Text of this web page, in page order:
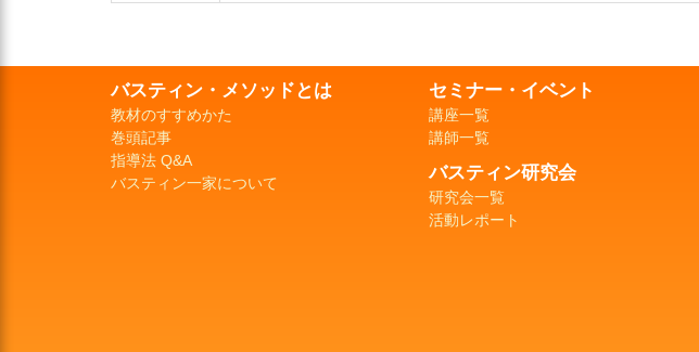
バスティン・メソッドとは
教材のすすめかた
巻頭記事
指導法 Q&A
バスティン一家について
セミナー・イベント
講座一覧
講師一覧
バスティン研究会
研究会一覧
活動レポート